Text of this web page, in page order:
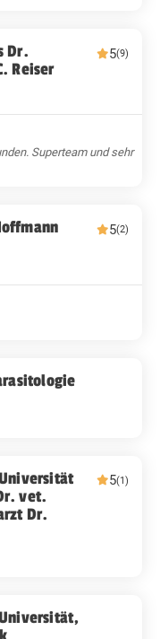
Dr.
Reiser
5(9)
Superteam und sehr
5(2)
vet.
Dr.
5(1)